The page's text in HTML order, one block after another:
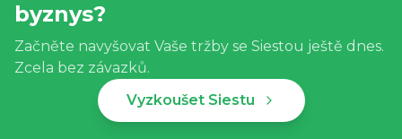
byznys?
Začněte navyšovat Vaše tržby se Siestou ještě dnes.
Zcela bez závazků.
Vyzkoušet Siestu